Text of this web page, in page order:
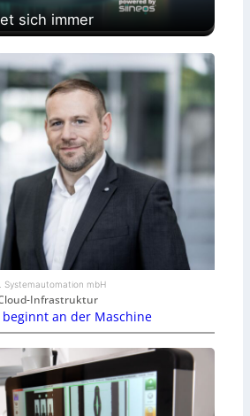
sich immer
Systemautomation mbH
Infrastruktur
an der Maschine